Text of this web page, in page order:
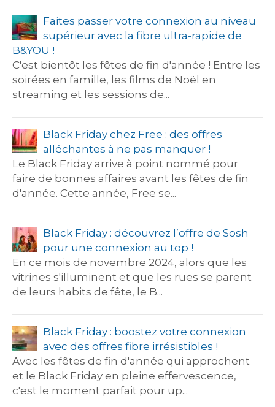
Faites passer votre connexion au niveau
supérieur avec la fibre ultra-rapide de
B&YOU !
C'est bientôt les fêtes de fin d'année ! Entre les
soirées en famille, les films de Noël en
streaming et les sessions de...
Black Friday chez Free : des offres
alléchantes à ne pas manquer !
Le Black Friday arrive à point nommé pour
faire de bonnes affaires avant les fêtes de fin
d'année. Cette année, Free se...
Black Friday : découvrez l’offre de Sosh
pour une connexion au top !
En ce mois de novembre 2024, alors que les
vitrines s'illuminent et que les rues se parent
de leurs habits de fête, le B...
Black Friday : boostez votre connexion
avec des offres fibre irrésistibles !
Avec les fêtes de fin d'année qui approchent
et le Black Friday en pleine effervescence,
c'est le moment parfait pour up...